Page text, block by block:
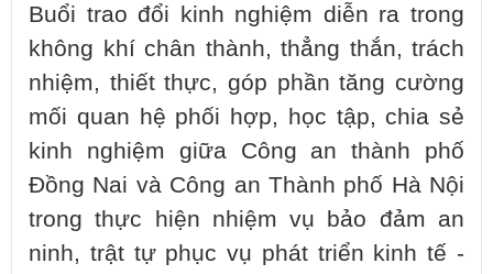
Buổi trao đổi kinh nghiệm diễn ra trong
không khí chân thành, thẳng thắn, trách
nhiệm, thiết thực, góp phần tăng cường
mối quan hệ phối hợp, học tập, chia sẻ
kinh nghiệm giữa Công an thành phố
Đồng Nai và Công an Thành phố Hà Nội
trong thực hiện nhiệm vụ bảo đảm an
ninh, trật tự phục vụ phát triển kinh tế -